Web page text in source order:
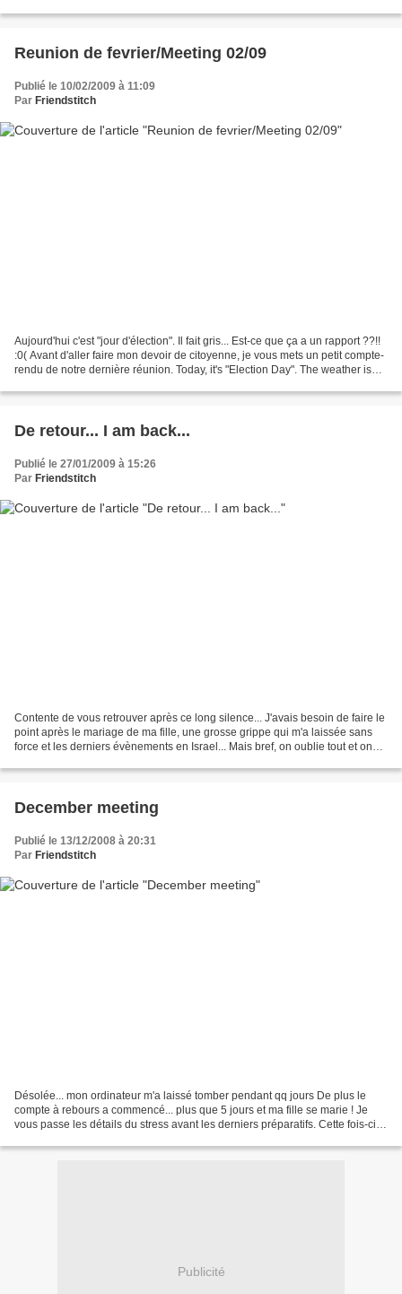
Reunion de fevrier/Meeting 02/09
Publié le 10/02/2009 à 11:09
Par Friendstitch
Aujourd'hui c'est "jour d'élection". Il fait gris... Est-ce que ça a un rapport ??!!
:0( Avant d'aller faire mon devoir de citoyenne, je vous mets un petit compte-
rendu de notre dernière réunion. Today, it's "Election Day". The weather is
De retour... I am back...
Publié le 27/01/2009 à 15:26
Par Friendstitch
Contente de vous retrouver après ce long silence... J'avais besoin de faire le
point après le mariage de ma fille, une grosse grippe qui m'a laissée sans
force et les derniers évènements en Israel... Mais bref, on oublie tout et on
December meeting
Publié le 13/12/2008 à 20:31
Par Friendstitch
Désolée... mon ordinateur m'a laissé tomber pendant qq jours De plus le
compte à rebours a commencé... plus que 5 jours et ma fille se marie ! Je
vous passe les détails du stress avant les derniers préparatifs. Cette fois-ci,
Publicité